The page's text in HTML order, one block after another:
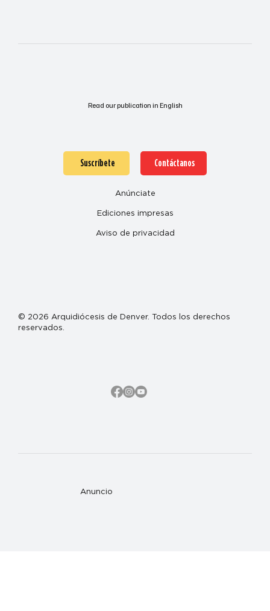
Read our publication in English
Anuncio
Suscríbete Contáctanos
Anúnciate
Ediciones impresas
Aviso de privacidad
© 2026 Arquidiócesis de Denver. Todos los derechos
reservados.